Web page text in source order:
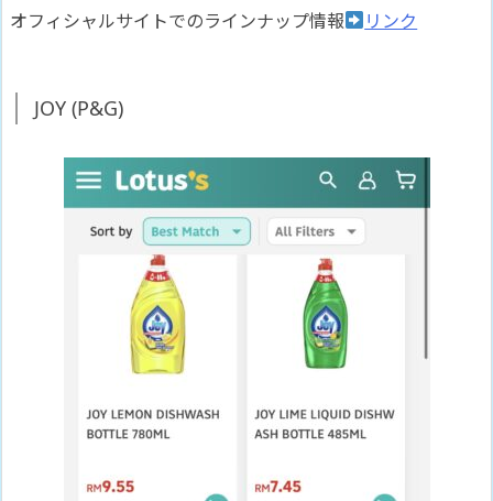
オフィシャルサイトでのラインナップ情報 リンク
JOY (P&G)